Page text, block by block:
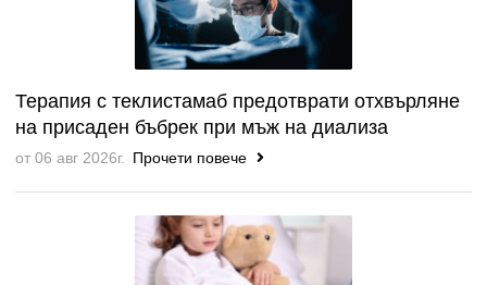
Терапия с теклистамаб предотврати отхвърляне
на присаден бъбрек при мъж на диализа
от 06 авг 2026г. Прочети повече